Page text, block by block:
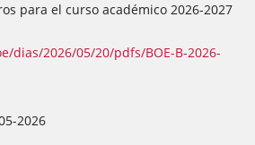
para el curso académico 2026-2027
dias/2026/05/20/pdfs/BOE-B-2026-
2026